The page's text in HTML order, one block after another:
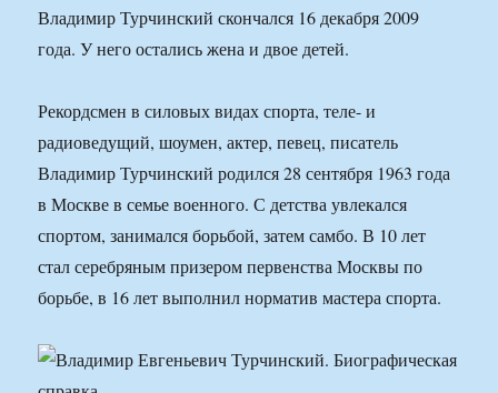
Владимир Турчинский скончался 16 декабря 2009
года. У него остались жена и двое детей.
Рекордсмен в силовых видах спорта, теле- и
радиоведущий, шоумен, актер, певец, писатель
Владимир Турчинский родился 28 сентября 1963 года
в Москве в семье военного. С детства увлекался
спортом, занимался борьбой, затем самбо. В 10 лет
стал серебряным призером первенства Москвы по
борьбе, в 16 лет выполнил норматив мастера спорта.